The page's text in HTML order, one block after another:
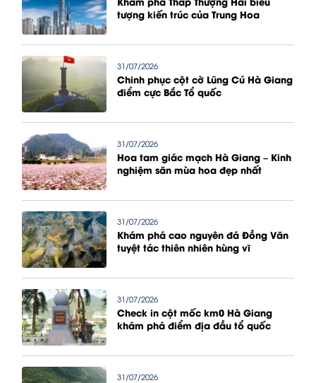
tượng kiến trúc của Trung Hoa
31/07/2026
Chinh phục cột cờ Lũng Cú Hà Giang
điểm cực Bắc Tổ quốc
31/07/2026
Hoa tam giác mạch Hà Giang – Kinh
nghiệm săn mùa hoa đẹp nhất
31/07/2026
Khám phá cao nguyên đá Đồng Văn
tuyệt tác thiên nhiên hùng vĩ
31/07/2026
Check in cột mốc km0 Hà Giang
khám phá điểm địa đầu tổ quốc
31/07/2026